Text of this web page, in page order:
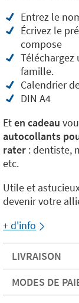
Entrez le
Écrivez le
compose
famille.
Calendrier
DIN A4
Eten cadeau
autocollants
rater : dentiste,
etc.
Utile et
devenir votre
+ d'info
LIVRAISON
MODES DE